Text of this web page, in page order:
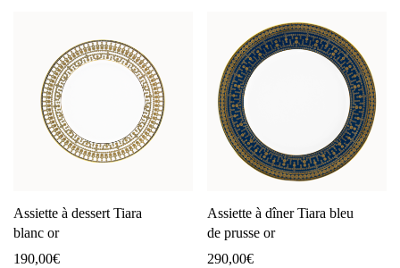
Assiette à dessert Tiara
blanc or
190,00€
Assiette à dîner Tiara bleu
de prusse or
290,00€